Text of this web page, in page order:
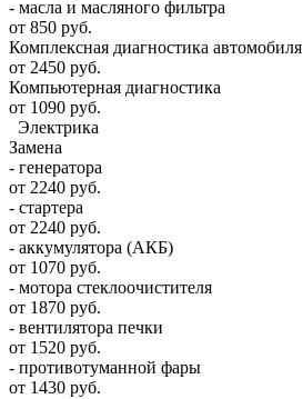
- масла и масляного фильтра
от 850 руб.
Комплексная диагностика автомобиля
от 2450 руб.
Компьютерная диагностика
от 1090 руб.
Электрика
Замена
- генератора
от 2240 руб.
- стартера
от 2240 руб.
- аккумулятора (АКБ)
от 1070 руб.
- мотора стеклоочистителя
от 1870 руб.
- вентилятора печки
от 1520 руб.
- противотуманной фары
от 1430 руб.